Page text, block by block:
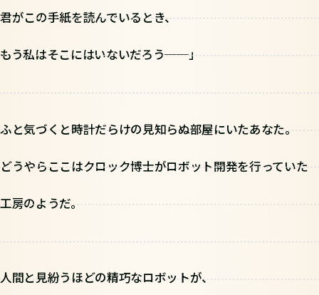
君がこの手紙を読んでいるとき、
もう私はそこにはいないだろう──」
ふと気づくと時計だらけの見知らぬ部屋にいたあなた。
どうやらここはクロック博士がロボット開発を行っていた
工房のようだ。
人間と見紛うほどの精巧なロボットが、